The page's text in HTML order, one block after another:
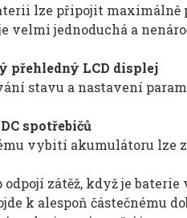
lze připojit maximálně
velmi jednoduchá a
přehledný LCD displej
stavu a nastavení
spotřebičů
vybití akumulátoru lze
odpojí zátěž, když je
k alespoň částečnému